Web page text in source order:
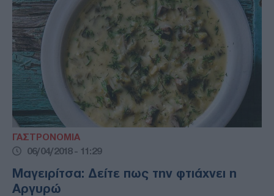
ΓΑΣΤΡΟΝΟΜΙΑ
06/04/2018 - 11:29
Μαγειρίτσα: Δείτε πως την φτιάχνει η
Αργυρώ